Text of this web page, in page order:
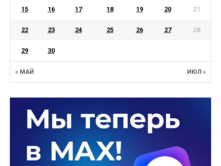
« МАЙ ИЮЛ »
15 16 17 18 19 20 21
22 23 24 25 26 27 28
29 30